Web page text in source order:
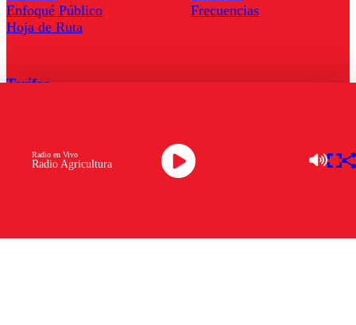
Radio Agricultura
Radio en Vivo
Enfoqué Público
Hoja de Ruta
Frecuencias
Tarifas
Descarga la APP